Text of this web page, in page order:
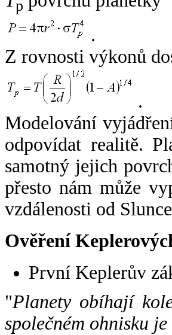
p
.
Z rovnosti výkonů
.
Modelování
odpovídat realitě.
samotný jejich
přesto nám může
vzdálenosti od
Ověření
První Keplerův
"Planety obíhají
společném ohnisku je